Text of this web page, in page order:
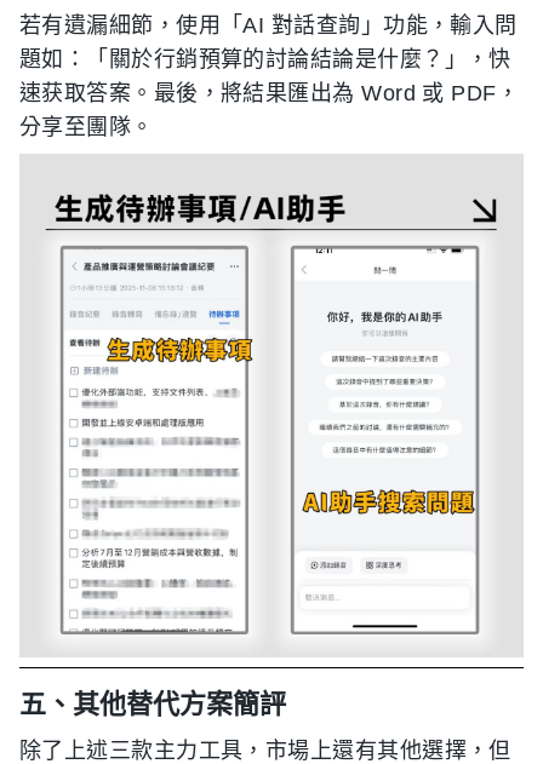
若有遺漏細節，使用「AI 對話查詢」功能，輸入問
題如：「關於行銷預算的討論結論是什麼？」，快
速获取答案。最後，將結果匯出為 Word 或 PDF，
分享至團隊。
五、其他替代方案簡評
除了上述三款主力工具，市場上還有其他選擇，但